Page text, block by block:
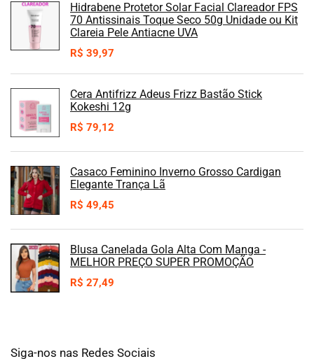
Hidrabene Protetor Solar Facial Clareador FPS
70 Antissinais Toque Seco 50g Unidade ou Kit
Clareia Pele Antiacne UVA
R$ 39,97
Cera Antifrizz Adeus Frizz Bastão Stick
Kokeshi 12g
R$ 79,12
Casaco Feminino Inverno Grosso Cardigan
Elegante Trança Lã
R$ 49,45
Blusa Canelada Gola Alta Com Manga -
MELHOR PREÇO SUPER PROMOÇÃO
R$ 27,49
Siga-nos nas Redes Sociais